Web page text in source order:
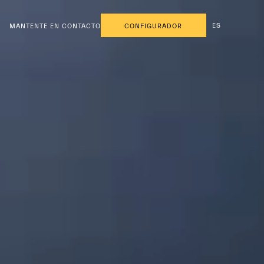
MANTENTE EN CONTACTO CONFIGURADOR ES